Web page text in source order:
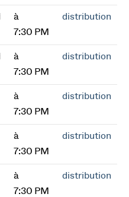
à
7:30 PM
distribution
à
7:30 PM
distribution
à
7:30 PM
distribution
à
7:30 PM
distribution
à
7:30 PM
distribution